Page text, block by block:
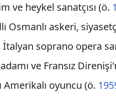
ve heykel sanatçısı (ö.
Osmanlı askeri,
İtalyan soprano opera
ve Fransız
Amerikalı oyuncu (ö.